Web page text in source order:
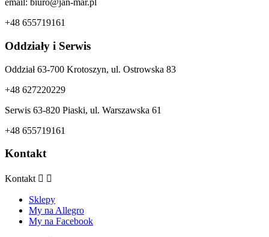
email: biuro@jan-mar.pl
+48 655719161
Oddziały i Serwis
Oddział 63-700 Krotoszyn, ul. Ostrowska 83
+48 627220229
Serwis 63-820 Piaski, ul. Warszawska 61
+48 655719161
Kontakt
Kontakt  
Sklepy
My na Allegro
My na Facebook